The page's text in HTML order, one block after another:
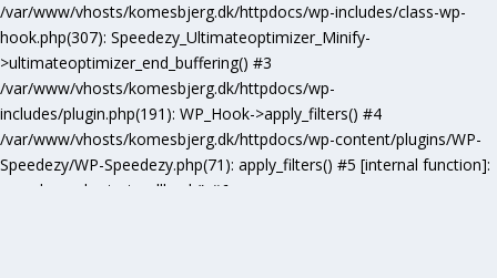
/var/www/vhosts/komesbjerg.dk/httpdocs/wp-includes/class-wp-
hook.php(307): Speedezy_Ultimateoptimizer_Minify-
>ultimateoptimizer_end_buffering() #3
/var/www/vhosts/komesbjerg.dk/httpdocs/wp-
includes/plugin.php(191): WP_Hook->apply_filters() #4
/var/www/vhosts/komesbjerg.dk/httpdocs/wp-content/plugins/WP-
Speedezy/WP-Speedezy.php(71): apply_filters() #5 [internal function]:
speedezy_ob_start_callback() #6